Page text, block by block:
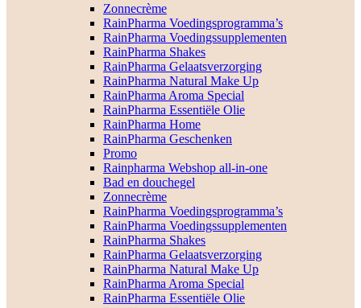
Zonnecrème
RainPharma Voedingsprogramma’s
RainPharma Voedingssupplementen
RainPharma Shakes
RainPharma Gelaatsverzorging
RainPharma Natural Make Up
RainPharma Aroma Special
RainPharma Essentiële Olie
RainPharma Home
RainPharma Geschenken
Promo
Rainpharma Webshop all-in-one
Bad en douchegel
Zonnecrème
RainPharma Voedingsprogramma’s
RainPharma Voedingssupplementen
RainPharma Shakes
RainPharma Gelaatsverzorging
RainPharma Natural Make Up
RainPharma Aroma Special
RainPharma Essentiële Olie